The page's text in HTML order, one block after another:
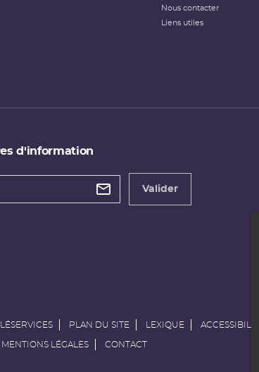
Nous contacter
Liens utiles
d'information
Valider
PLAN DU SITE LEXIQUE
MENTIONS LÉGALES CONTACT